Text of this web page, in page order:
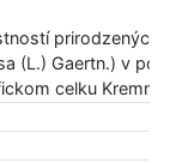
prirodzených
(L.) Gaertn.) v
celku